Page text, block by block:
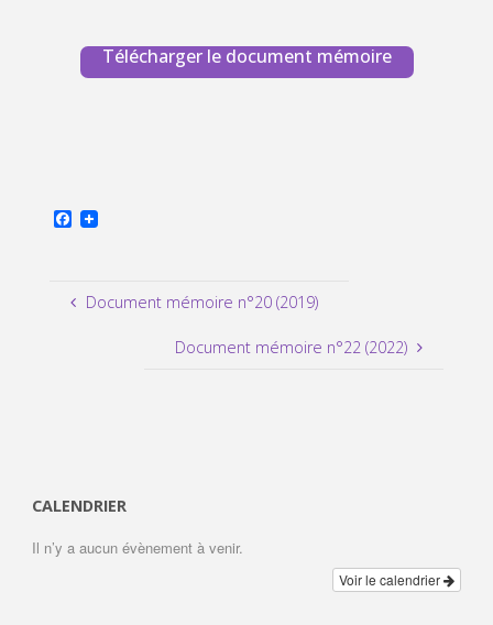
Télécharger le document mémoire
F
a
o Document mémoire n°20 (2019)
Document mémoire n°22 (2022)
CALENDRIER
Il n’y a aucun évènement à venir.
Voir le calendrier